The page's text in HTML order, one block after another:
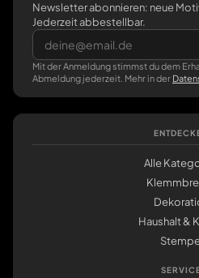
Newsletter abonnieren: neue
Jederzeit abbestellbar.
Mit der Anmeldung stimmst du dem
Abmeldung jederzeit. Mehr in der
Alle
Haushalt &